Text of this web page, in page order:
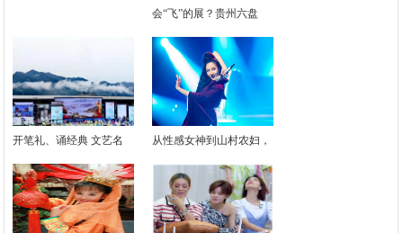
会“飞”的展？贵州六盘
开笔礼、诵经典 文艺名 从性感女神到山村农妇，